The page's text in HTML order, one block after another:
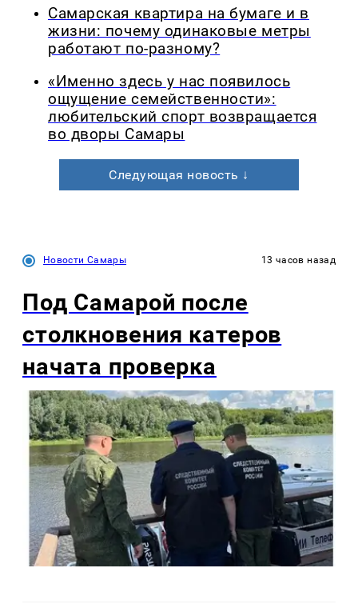
Самарская квартира на бумаге и в
жизни: почему одинаковые метры
работают по-разному?
«Именно здесь у нас появилось
ощущение семейственности»:
любительский спорт возвращается
во дворы Самары
Следующая новость ↓
Новости Самары 13 часов назад
Под Самарой после
столкновения катеров
начата проверка